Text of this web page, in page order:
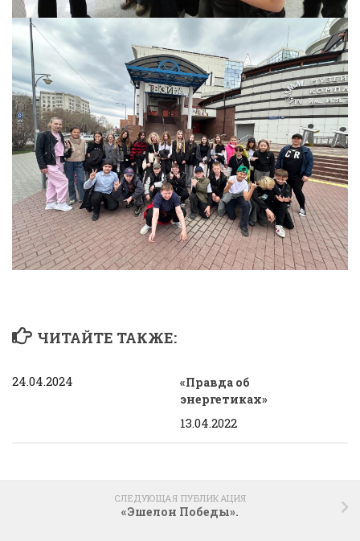
ЧИТАЙТЕ ТАКЖЕ:
24.04.2024
«Правда об
энергетиках»
13.04.2022
СЛЕДУЮЩАЯ ПУБЛИКАЦИЯ
«Эшелон Победы».